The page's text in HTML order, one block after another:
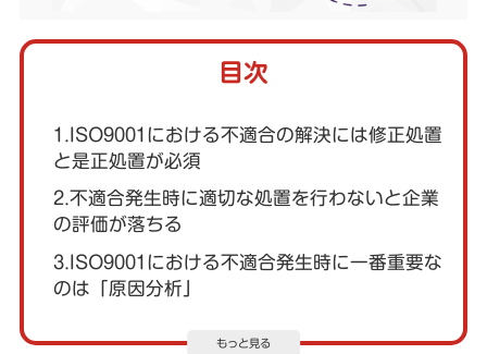
目次
もっと見る
1.ISO9001における不適合の解決には修正処置
と是正処置が必須
2.不適合発生時に適切な処置を行わないと企業
の評価が落ちる
3.ISO9001における不適合発生時に一番重要な
のは「原因分析」